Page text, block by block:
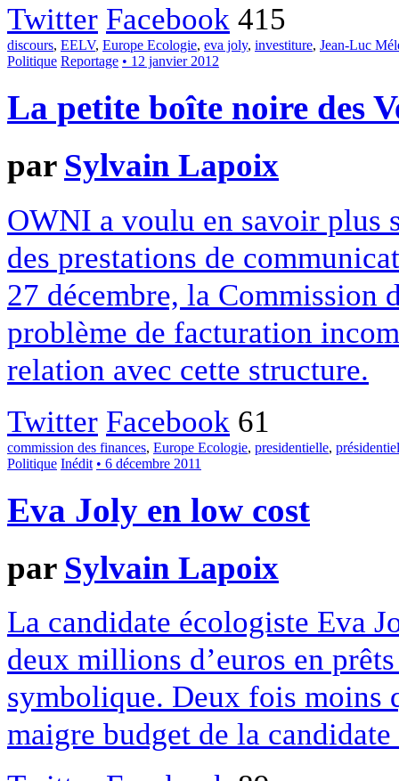
Twitter Facebook 415
discours, EELV, Europe Ecologie, eva joly, investiture, Jean-Luc
Politique Reportage • 12 janvier 2012
La petite boîte noire des
par Sylvain Lapoix
OWNI a voulu en savoir plus
des prestations de
27 décembre, la Commission
problème de facturation
relation avec cette structure.
Twitter Facebook 61
commission des finances, Europe Ecologie, presidentielle,
Politique Inédit • 6 décembre 2011
Eva Joly en low cost
par Sylvain Lapoix
La candidate écologiste Eva
deux millions d’euros en
symbolique. Deux fois moins
maigre budget de la